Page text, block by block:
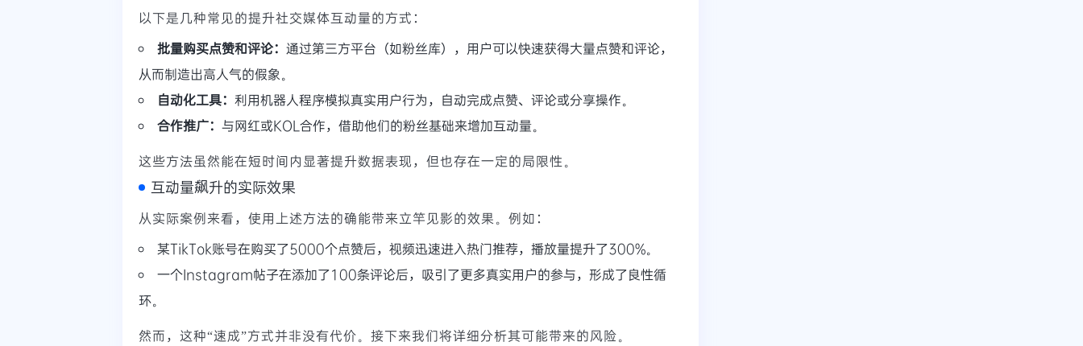
以下是几种常见的提升社交媒体互动量的方式：
批量购买点赞和评论： 通过第三方平台（如粉丝库），用户可以快速获得大量点赞和评论，
从而制造出高人气的假象。
自动化工具： 利用机器人程序模拟真实用户行为，自动完成点赞、评论或分享操作。
合作推广： 与网红或KOL合作，借助他们的粉丝基础来增加互动量。
这些方法虽然能在短时间内显著提升数据表现，但也存在一定的局限性。
互动量飙升的实际效果
从实际案例来看，使用上述方法的确能带来立竿见影的效果。例如：
某TikTok账号在购买了5000个点赞后，视频迅速进入热门推荐，播放量提升了300%。
一个Instagram帖子在添加了100条评论后，吸引了更多真实用户的参与，形成了良性循
环。
然而，这种“速成”方式并非没有代价。接下来我们将详细分析其可能带来的风险。